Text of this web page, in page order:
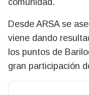
Desde ARSA se
viene dando
los puntos de
gran participación